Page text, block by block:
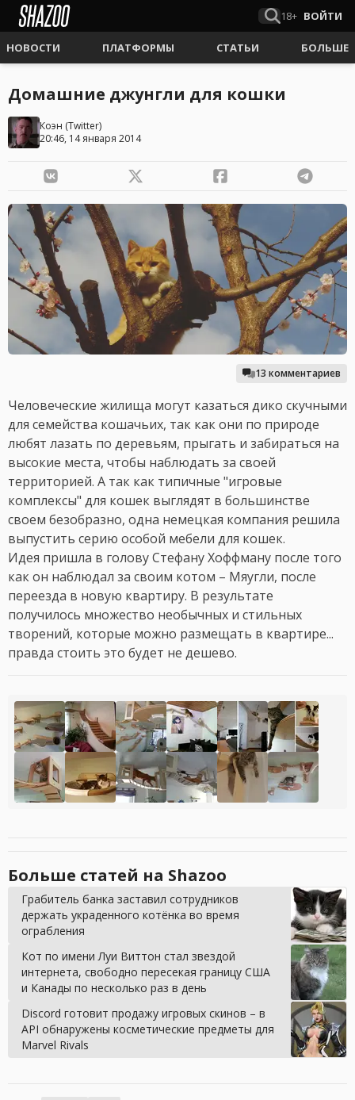
18+ ВОЙТИ
НОВОСТИ ПЛАТФОРМЫ СТАТЬИ БОЛЬШЕ
Домашние джунгли для кошки
Коэн (Twitter)
20:46, 14 января 2014
13 комментариев
Человеческие жилища могут казаться дико скучными
для семейства кошачьих, так как они по природе
любят лазать по деревьям, прыгать и забираться на
высокие места, чтобы наблюдать за своей
территорией. А так как типичные "игровые
комплексы" для кошек выглядят в большинстве
своем безобразно, одна немецкая компания решила
выпустить серию особой мебели для кошек.
Идея пришла в голову Стефану Хоффману после того
как он наблюдал за своим котом – Мяугли, после
переезда в новую квартиру. В результате
получилось множество необычных и стильных
творений, которые можно размещать в квартире...
правда стоить это будет не дешево.
Больше статей на Shazoo
Грабитель банка заставил сотрудников
держать украденного котёнка во время
ограбления
Кот по имени Луи Виттон стал звездой
интернета, свободно пересекая границу США
и Канады по несколько раз в день
Discord готовит продажу игровых скинов – в
API обнаружены косметические предметы для
Marvel Rivals